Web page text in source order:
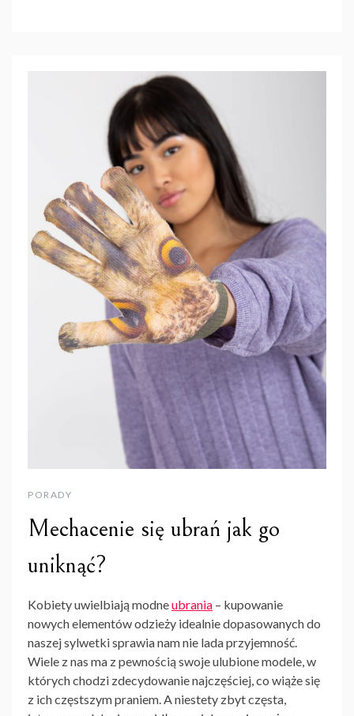
PORADY
Mechacenie się ubrań jak go
uniknąć?
Kobiety uwielbiają modneubrania – kupowanie
nowych elementów odzieży idealnie dopasowanych do
naszej sylwetki sprawia nam nie lada przyjemność.
Wiele z nas ma z pewnością swoje ulubione modele, w
których chodzi zdecydowanie najczęściej, co wiąże się
z ich częstszym praniem. A niestety zbyt częsta,